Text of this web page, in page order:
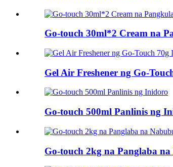
Go-touch 30ml*2 Cream na
Gel Air Freshener ng Go-
Go-touch 500ml Panlinis ng
Go-touch 2kg na Panglaba